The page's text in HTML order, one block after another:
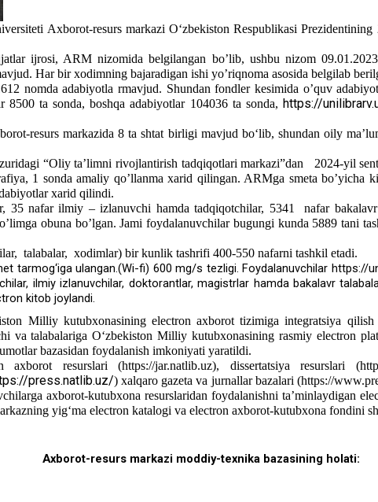
Axborot-resurs markazi O‘zbekiston Respublikasi
ijrosi, ARM nizomida belgilangan bo’lib, ushbu nizom
Har bir xodimning bajaradigan ishi yo’riqnoma asosida belgilab
nomda adabiyotla rmavjud. Shundan fondler kesimida o’quv
ta sonda, boshqa adabiyotlar 104036 ta sonda, https://
markazida 8 ta shtat birligi mavjud bo‘lib, shundan oily
“Oliy ta’limni rivojlantirish tadqiqotlari markazi”dan 2024-yil
1 sonda amaliy qo’llanma xarid qilingan. ARMga smeta
xarid qilindi.
35 nafar ilmiy – izlanuvchi hamda tadqiqotchilar, 5341 nafar
obuna bo’lgan. Jami foydalanuvchilar bugungi kunda 5889 tani
talabalar, xodimlar) bir kunlik tashrifi 400-550 nafarni tashkil etadi.
tarmog‘iga ulangan.(Wi-fi) 600 mg/s tezligi. Foydalanuvchilar https://
ilmiy izlanuvchilar, doktorantlar, magistrlar hamda bakalavr
kitob joylandi.
Milliy kutubxonasining electron axborot tizimiga integratsiya
va talabalariga O‘zbekiston Milliy kutubxonasining rasmiy electron
bazasidan foydalanish imkoniyati yaratildi.
axborot resurslari (https://jar.natlib.uz), dissertatsiya resurslari (
press.natlib.uz/) xalqaro gazeta va jurnallar bazalari (https://
axborot-kutubxona resurslaridan foydalanishni ta’minlaydigan
yig‘ma electron katalogi va electron axborot-kutubxona fondini
Axborot-resurs markazi moddiy-texnika bazasining holati: